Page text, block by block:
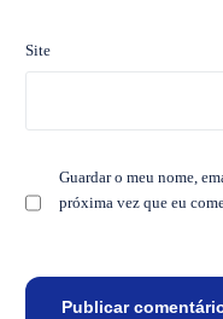
Site
Guardar o meu nome,
próxima vez que eu